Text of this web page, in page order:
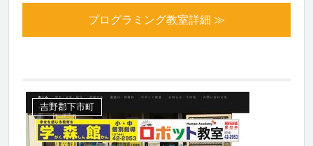
プログラミング教室詳細 ≫
吉野郡下市町